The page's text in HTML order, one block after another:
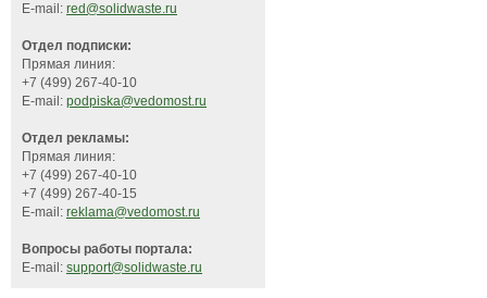
E-mail: red@solidwaste.ru
Отдел подписки:
Прямая линия:
+7 (499) 267-40-10
E-mail: podpiska@vedomost.ru
Отдел рекламы:
Прямая линия:
+7 (499) 267-40-10
+7 (499) 267-40-15
E-mail: reklama@vedomost.ru
Вопросы работы портала:
E-mail: support@solidwaste.ru